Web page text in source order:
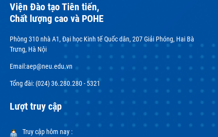
Viện Đào tạo Tiên tiến,
Chất lượng cao và POHE
Phòng 310 nhà A1, Đại học Kinh tế Quốc dân, 207 Giải Phóng, Hai Bà
Trưng, Hà Nội
Email:aep@neu.edu.vn
Tổng đài: (024) 36.280.280 - 5321
Lượt truy cập
Truy cập hôm nay :